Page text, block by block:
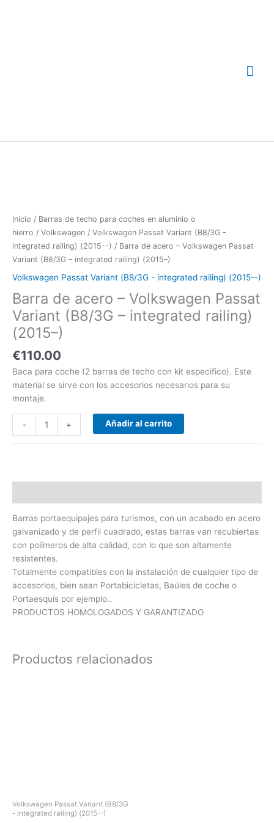
Inicio / Barras de techo para coches en aluminio o
hierro / Volkswagen / Volkswagen Passat Variant (B8/3G -
integrated railing) (2015--) / Barra de acero – Volkswagen Passat
Variant (B8/3G – integrated railing) (2015–)
Volkswagen Passat Variant (B8/3G - integrated railing) (2015--)
Barra de acero – Volkswagen Passat
Variant (B8/3G – integrated railing)
(2015–)
€110.00
Baca para coche (2 barras de techo con kit especifico). Este
material se sirve con los accesorios necesarios para su
montaje.
-
Passat
Variant
(B8/3G
-
railing)
(2015-
-)
cantidad
+ Añadir al carrito
Barras portaequipajes para turismos, con un acabado en acero
galvanizado y de perfil cuadrado, estas barras van recubiertas
con polímeros de alta calidad, con lo que son altamente
resistentes.
Totalmente compatibles con la instalación de cualquier tipo de
accesorios, bien sean Portabicicletas, Baúles de coche o
Portaesquís por ejemplo..
PRODUCTOS HOMOLOGADOS Y GARANTIZADO
Productos relacionados
Volkswagen Passat Variant (B8/3G
- integrated railing) (2015--)